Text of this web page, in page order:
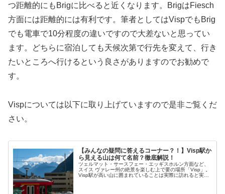
つ距離的にもBrigに比べると近くなります。BrigはFiesch
方面には距離的には有利です。筆者としてはVispでもBrig
でも電車で10分程度の違いですので大差ないと思ってい
ます。どちらに宿泊しても天候次第で行先を変えて、行き
たいところへ行けるという良さがありますのでお勧めで
す。
Vispについては以下に取り上げていますので是非ご覧くだ
さい。
【みんなの疑問に答えるコーナー？！】Visp駅か
ら見える山は何て名前？徹底解説！
ツェルマット・サースフェー・エッギスホルン方面など、
スイス ヴァレー州の絶景を楽しむ上で要の場所「Visp」。
Visp駅が高い山に囲まれていることは実際に訪れると実感